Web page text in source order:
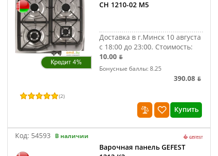
СН 1210-02 М5
Доставка в г.Минск 10 августа
с 18:00 до 23:00. Стоимость:
10.00 ƃ
Бонусные баллы: 8.25
390.08 ƃ
(2)
Купить
Код: 54593 В наличии
Варочная панель GEFEST